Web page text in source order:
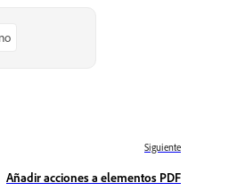
Siguiente
Añadir acciones a elementos PDF